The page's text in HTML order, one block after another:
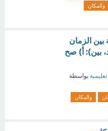
والمكان
الزمان
بين): أ) صح
بواسطة
والمكان